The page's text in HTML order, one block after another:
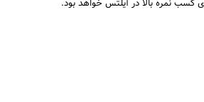
کسب نمره بالا در آیلتس خواهد بود.